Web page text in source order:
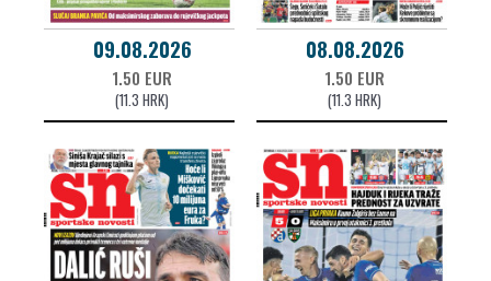
09.08.2026
1.50 EUR
(11.3 HRK)
08.08.2026
1.50 EUR
(11.3 HRK)